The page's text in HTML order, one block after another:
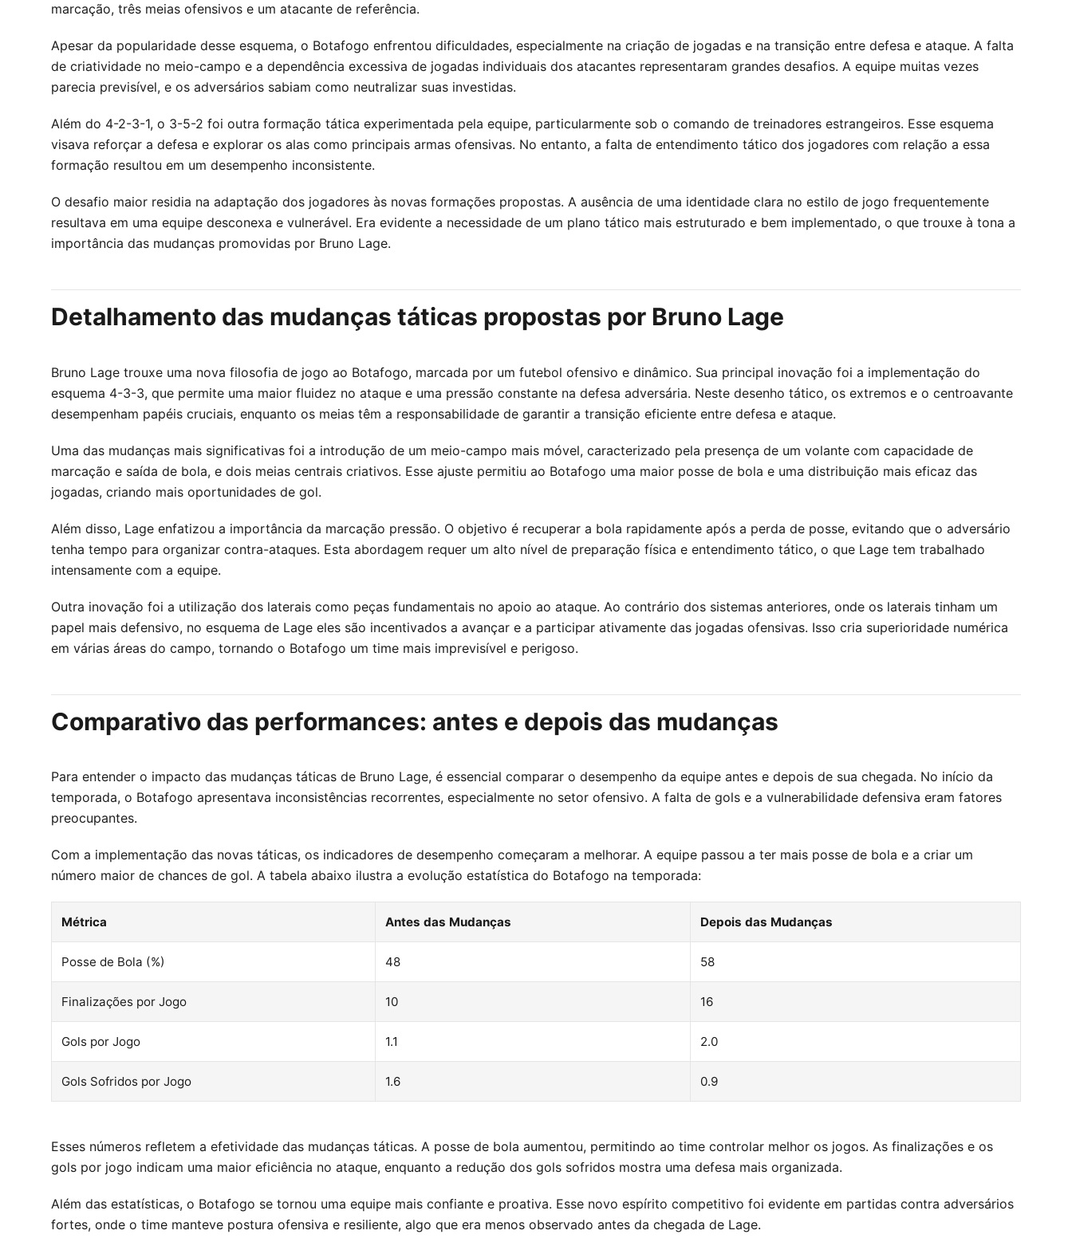
marcação, três meias ofensivos e um atacante de referência.
Apesar da popularidade desse esquema, o Botafogo enfrentou dificuldades, especialmente na criação de jogadas e na transição entre defesa e ataque. A falta
de criatividade no meio-campo e a dependência excessiva de jogadas individuais dos atacantes representaram grandes desafios. A equipe muitas vezes
parecia previsível, e os adversários sabiam como neutralizar suas investidas.
Além do 4-2-3-1, o 3-5-2 foi outra formação tática experimentada pela equipe, particularmente sob o comando de treinadores estrangeiros. Esse esquema
visava reforçar a defesa e explorar os alas como principais armas ofensivas. No entanto, a falta de entendimento tático dos jogadores com relação a essa
formação resultou em um desempenho inconsistente.
O desafio maior residia na adaptação dos jogadores às novas formações propostas. A ausência de uma identidade clara no estilo de jogo frequentemente
resultava em uma equipe desconexa e vulnerável. Era evidente a necessidade de um plano tático mais estruturado e bem implementado, o que trouxe à tona a
importância das mudanças promovidas por Bruno Lage.
Detalhamento das mudanças táticas propostas por Bruno Lage
Bruno Lage trouxe uma nova filosofia de jogo ao Botafogo, marcada por um futebol ofensivo e dinâmico. Sua principal inovação foi a implementação do
esquema 4-3-3, que permite uma maior fluidez no ataque e uma pressão constante na defesa adversária. Neste desenho tático, os extremos e o centroavante
desempenham papéis cruciais, enquanto os meias têm a responsabilidade de garantir a transição eficiente entre defesa e ataque.
Uma das mudanças mais significativas foi a introdução de um meio-campo mais móvel, caracterizado pela presença de um volante com capacidade de
marcação e saída de bola, e dois meias centrais criativos. Esse ajuste permitiu ao Botafogo uma maior posse de bola e uma distribuição mais eficaz das
jogadas, criando mais oportunidades de gol.
Além disso, Lage enfatizou a importância da marcação pressão. O objetivo é recuperar a bola rapidamente após a perda de posse, evitando que o adversário
tenha tempo para organizar contra-ataques. Esta abordagem requer um alto nível de preparação física e entendimento tático, o que Lage tem trabalhado
intensamente com a equipe.
Outra inovação foi a utilização dos laterais como peças fundamentais no apoio ao ataque. Ao contrário dos sistemas anteriores, onde os laterais tinham um
papel mais defensivo, no esquema de Lage eles são incentivados a avançar e a participar ativamente das jogadas ofensivas. Isso cria superioridade numérica
em várias áreas do campo, tornando o Botafogo um time mais imprevisível e perigoso.
Comparativo das performances: antes e depois das mudanças
Para entender o impacto das mudanças táticas de Bruno Lage, é essencial comparar o desempenho da equipe antes e depois de sua chegada. No início da
temporada, o Botafogo apresentava inconsistências recorrentes, especialmente no setor ofensivo. A falta de gols e a vulnerabilidade defensiva eram fatores
preocupantes.
Com a implementação das novas táticas, os indicadores de desempenho começaram a melhorar. A equipe passou a ter mais posse de bola e a criar um
número maior de chances de gol. A tabela abaixo ilustra a evolução estatística do Botafogo na temporada:
Métrica Antes das Mudanças Depois das Mudanças
Posse de Bola (%) 48 58
Finalizações por Jogo 10 16
Gols por Jogo 1.1 2.0
Gols Sofridos por Jogo 1.6 0.9
Esses números refletem a efetividade das mudanças táticas. A posse de bola aumentou, permitindo ao time controlar melhor os jogos. As finalizações e os
gols por jogo indicam uma maior eficiência no ataque, enquanto a redução dos gols sofridos mostra uma defesa mais organizada.
Além das estatísticas, o Botafogo se tornou uma equipe mais confiante e proativa. Esse novo espírito competitivo foi evidente em partidas contra adversários
fortes, onde o time manteve postura ofensiva e resiliente, algo que era menos observado antes da chegada de Lage.